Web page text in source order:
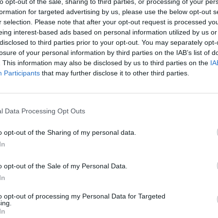
for targeted advertising by us, please use the below opt-out
selection. Please note that after your opt-out request is processed
interest-based ads based on personal information utilized by us
to third parties prior to your opt-out. You may separately
of your personal information by third parties on the IAB’s list of
This information may also be disclosed by us to third parties on the
Participants that may further disclose it to other third parties.
Data Processing Opt Outs
opt-out of the Sharing of my personal data.
opt-out of the Sale of my Personal Data.
opt-out of processing my Personal Data for Targeted
λόγω και του εμβολιασμού-, βιώσαμε
κοινή λογική πήγε....περίπατο!
που ο ίδιος ο Πρωθυπουργός δήλωσε πως δεν θα
προστατευθούν τα πιο αδύναμα μέλη του
το ζήτημα μεγάλη μερίδα της κοινής
κάποιες περιπτώσεις, ρατσιστικός.
πάρα πολλά χρήματα που, τελικά, δεν